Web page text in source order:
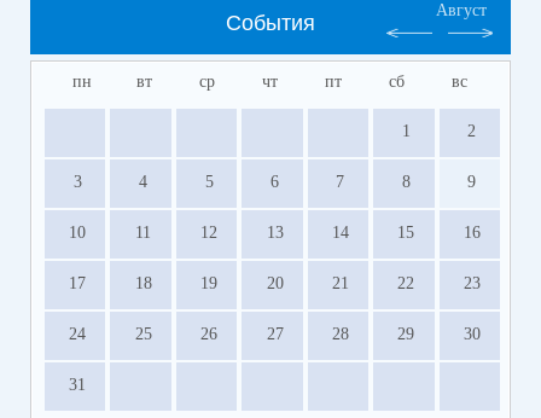
События
Август
пн вт ср чт пт сб вс
1 2
3 4 5 6 7 8 9
10 11 12 13 14 15 16
17 18 19 20 21 22 23
24 25 26 27 28 29 30
31